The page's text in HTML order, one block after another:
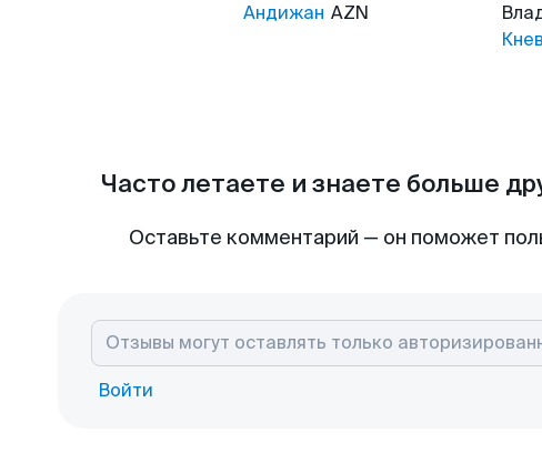
Андижан AZN
Часто летаете и знаете больше
Оставьте комментарий — он поможет
Войти